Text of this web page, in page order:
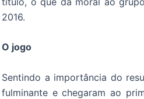
2016.
O jogo
Sentindo a importância do
fulminante e chegaram ao